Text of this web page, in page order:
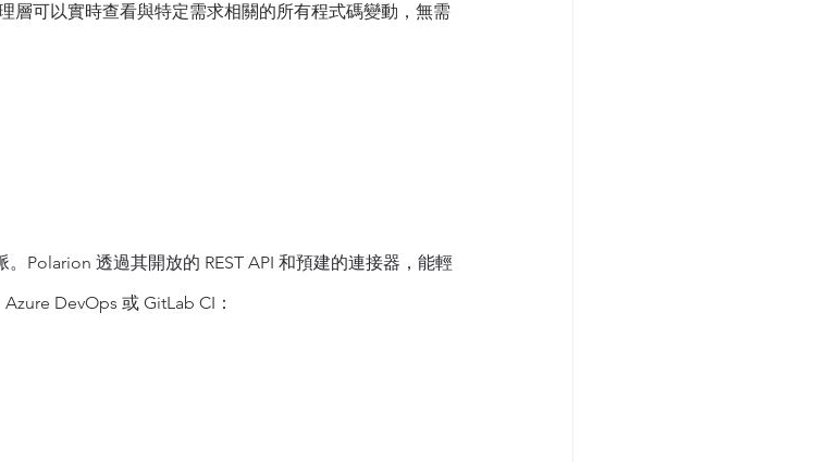
層可以實時查看與特定需求相關的所有程式碼變動，無需
Polarion 透過其開放的 REST API 和預建的連接器，能輕
DevOps 或 GitLab CI：